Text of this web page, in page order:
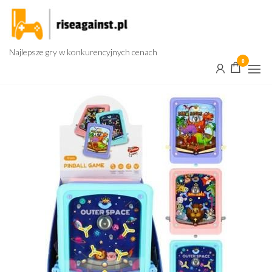
Przejdź
treści
Najlepsze gry w konkurencyjnych cenach
0